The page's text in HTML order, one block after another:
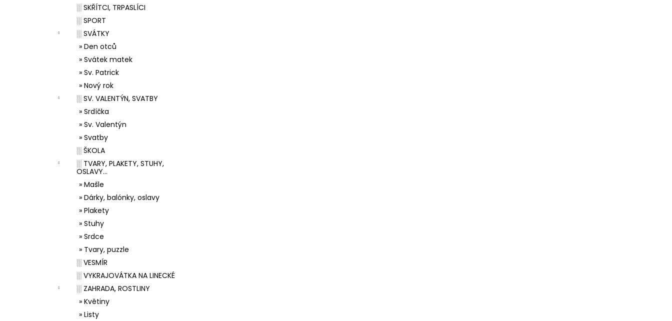
░ SKŘÍTCI, TRPASLÍCI
░ SPORT
░ SVÁTKY
» Den otců
» Svátek matek
» Sv. Patrick
» Nový rok
░ SV. VALENTÝN, SVATBY
» Srdíčka
» Sv. Valentýn
» Svatby
░ ŠKOLA
░ TVARY, PLAKETY, STUHY,
OSLAVY...
» Mašle
» Dárky, balónky, oslavy
» Plakety
» Stuhy
» Srdce
» Tvary, puzzle
░ VESMÍR
░ VYKRAJOVÁTKA NA LINECKÉ
░ ZAHRADA, ROSTLINY
» Květiny
» Listy